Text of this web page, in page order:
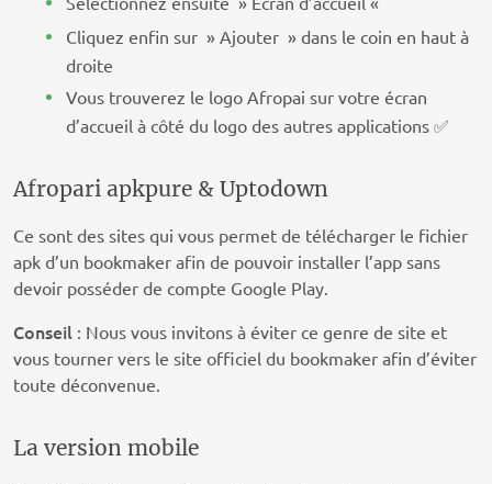
Cliquez enfin sur » Ajouter » dans le coin en haut à
droite
Vous trouverez le logo Afropai sur votre écran
d’accueil à côté du logo des autres applications ✅
Afropari apkpure & Uptodown
Ce sont des sites qui vous permet de télécharger le fichier
apk d’un bookmaker afin de pouvoir installer l’app sans
devoir posséder de compte Google Play.
Conseil : Nous vous invitons à éviter ce genre de site et
vous tourner vers le site officiel du bookmaker afin d’éviter
toute déconvenue.
La version mobile